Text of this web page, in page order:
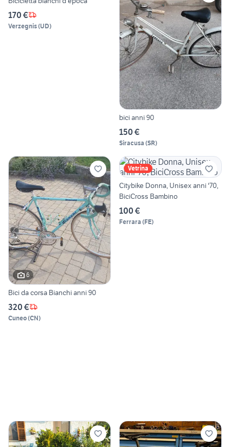
170 €
Verzegnis(UD)
bici anni 90
150 €
Siracusa (SR)
6
Bici da corsa Bianchi anni 90
320 €
Cuneo(CN)
Vetrina
Citybike Donna, Unisex anni '70,
BiciCross Bambino
100 €
Ferrara (FE)